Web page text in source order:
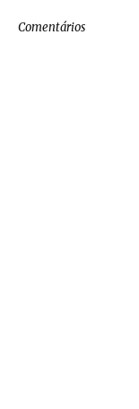
Comentários